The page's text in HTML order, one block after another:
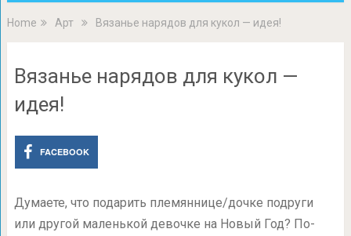
Home Арт Вязанье нарядов для кукол — идея!
Вязанье нарядов для кукол —
идея!
FACEBOOK
Думаете, что подарить племяннице/дочке подруги
или другой маленькой девочке на Новый Год? По-